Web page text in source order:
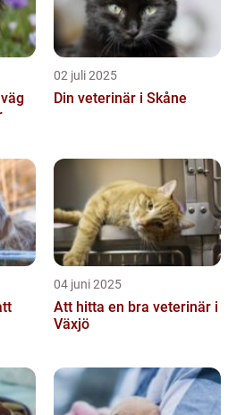
02 juli 2025
Din veterinär i Skåne
04 juni 2025
Att hitta en bra veterinär i
Växjö